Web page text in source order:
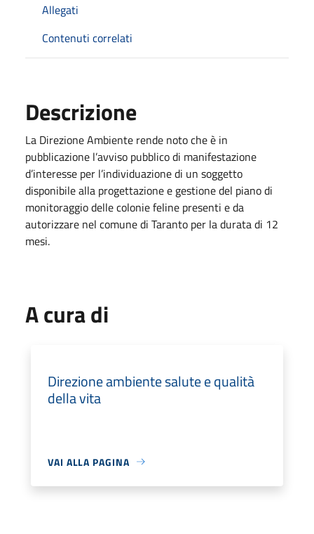
Allegati
Contenuti correlati
Descrizione
La Direzione Ambiente rende noto che è in
pubblicazione l’avviso pubblico di manifestazione
d’interesse per l’individuazione di un soggetto
disponibile alla progettazione e gestione del piano di
monitoraggio delle colonie feline presenti e da
autorizzare nel comune di Taranto per la durata di 12
mesi.
A cura di
Direzione ambiente salute e qualità
della vita
VAI ALLA PAGINA